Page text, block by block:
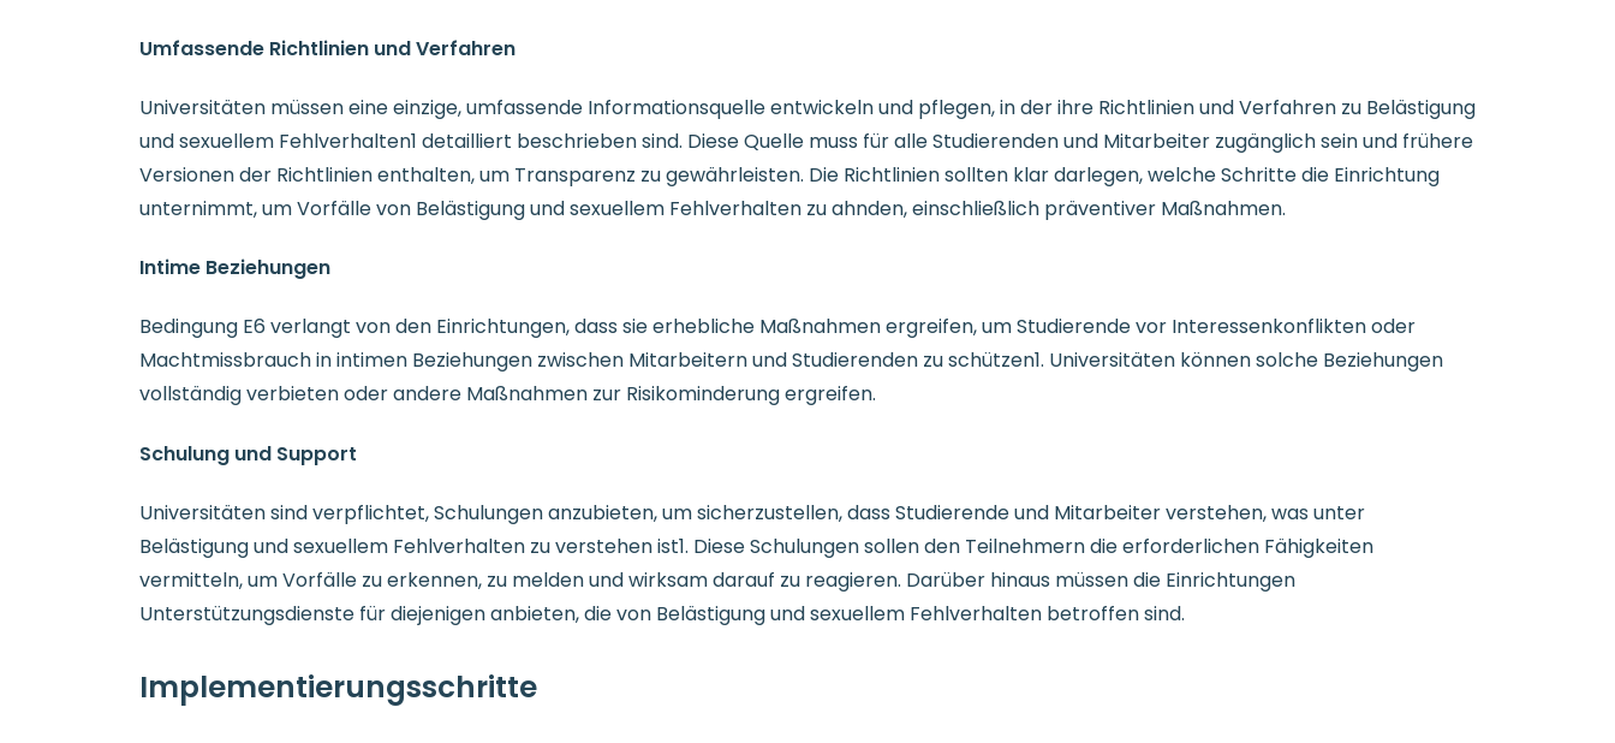
Umfassende Richtlinien und Verfahren
Universitäten müssen eine einzige, umfassende Informationsquelle entwickeln und pflegen, in der ihre Richtlinien und Verfahren zu Belästigung
und sexuellem Fehlverhalten1 detailliert beschrieben sind. Diese Quelle muss für alle Studierenden und Mitarbeiter zugänglich sein und frühere
Versionen der Richtlinien enthalten, um Transparenz zu gewährleisten. Die Richtlinien sollten klar darlegen, welche Schritte die Einrichtung
unternimmt, um Vorfälle von Belästigung und sexuellem Fehlverhalten zu ahnden, einschließlich präventiver Maßnahmen.
Intime Beziehungen
Bedingung E6 verlangt von den Einrichtungen, dass sie erhebliche Maßnahmen ergreifen, um Studierende vor Interessenkonflikten oder
Machtmissbrauch in intimen Beziehungen zwischen Mitarbeitern und Studierenden zu schützen1. Universitäten können solche Beziehungen
vollständig verbieten oder andere Maßnahmen zur Risikominderung ergreifen.
Schulung und Support
Universitäten sind verpflichtet, Schulungen anzubieten, um sicherzustellen, dass Studierende und Mitarbeiter verstehen, was unter
Belästigung und sexuellem Fehlverhalten zu verstehen ist1. Diese Schulungen sollen den Teilnehmern die erforderlichen Fähigkeiten
vermitteln, um Vorfälle zu erkennen, zu melden und wirksam darauf zu reagieren. Darüber hinaus müssen die Einrichtungen
Unterstützungsdienste für diejenigen anbieten, die von Belästigung und sexuellem Fehlverhalten betroffen sind.
Implementierungsschritte